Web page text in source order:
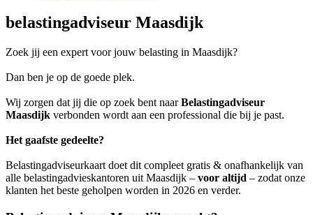
belastingadviseur Maasdijk
Zoek jij een expert voor jouw belasting in Maasdijk?
Dan ben je op de goede plek.
Wij zorgen dat jij die op zoek bent naarBelastingadviseur
Maasdijk verbonden wordt aan een professional die bij je past.
Het gaafste gedeelte?
Belastingadviseurkaart doet dit compleet gratis & onafhankelijk van
alle belastingadvieskantoren uit Maasdijk – voor altijd – zodat onze
klanten het beste geholpen worden in 2026 en verder.